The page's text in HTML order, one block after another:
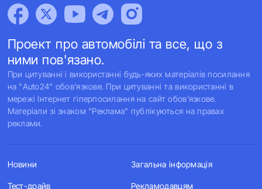
Проект про автомобілі та все, що з
ними пов'язано.
При цитуванні і використанні будь-яких матеріалів посилання
на "Auto24" обов'язкове. При цитуванні та використанні в
мережі Інтернет гіперпосилання на сайт обов'язкове.
Матеріали зі знаком "Реклама" публікуються на правах
реклами.
Новини
Тест-драйв
Загальна інформація
Рекламодавцям